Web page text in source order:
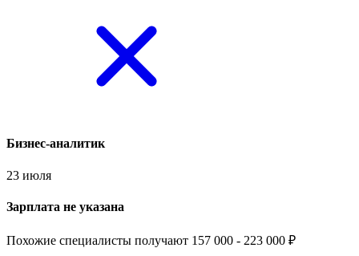
Бизнес-аналитик
23 июля
Зарплата не указана
Похожие специалисты получают 157 000 - 223 000 ₽